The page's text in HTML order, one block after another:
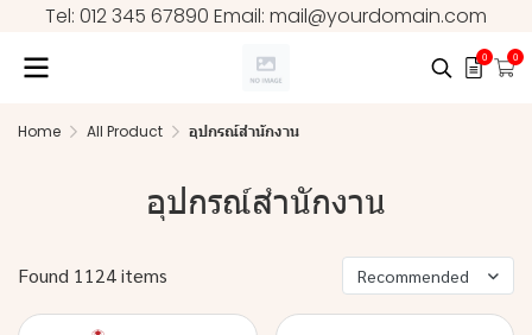
Tel: 012 345 67890 Email: mail@yourdomain.com
0 0
Home All Product อุปกรณ์สำนักงาน
อุปกรณ์สำนักงาน
Found 1124 items Recommended